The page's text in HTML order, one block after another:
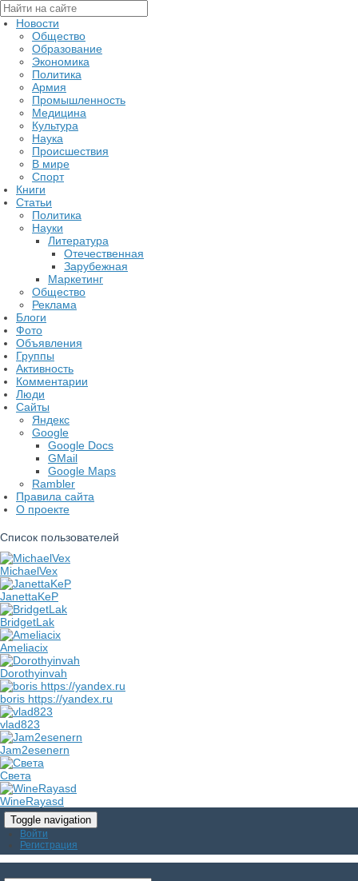
Новости
Общество
Образование
Экономика
Политика
Армия
Промышленность
Медицина
Культура
Наука
Происшествия
В мире
Спорт
Книги
Статьи
Политика
Науки
Литература
Отечественная
Зарубежная
Маркетинг
Общество
Реклама
Блоги
Фото
Объявления
Группы
Активность
Комментарии
Люди
Сайты
Яндекс
Google
Google Docs
GMail
Google Maps
Rambler
Правила сайта
О проекте
Список пользователей
MichaelVex
JanettaKeP
BridgetLak
Ameliacix
Dorothyinvah
boris https://yandex.ru
vlad823
Jam2esenern
Света
WineRayasd
Toggle navigation
Войти
Регистрация